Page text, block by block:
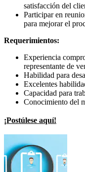
satisfacción del
Participar en
para mejorar el
Requerimientos:
Experiencia
representante de
Habilidad para
Excelentes
Capacidad para
Conocimiento del
¡Postúlese aquí!